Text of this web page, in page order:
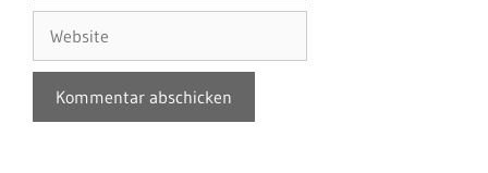
Adresse